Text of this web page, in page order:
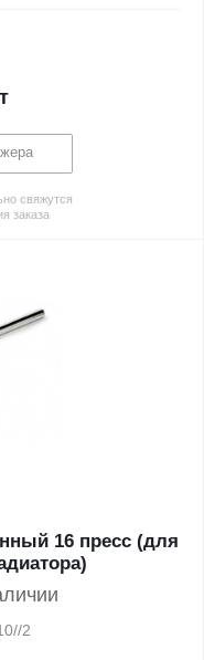
свяжутся
заказа
16 пресс (для
2